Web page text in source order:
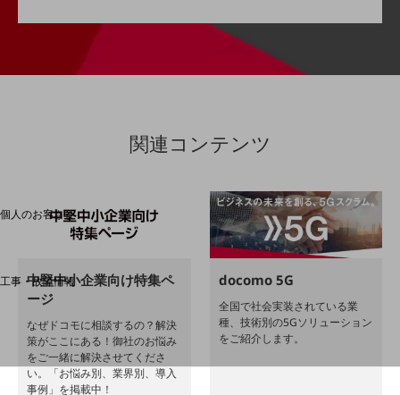
Web明細(ビリングステーション)
個人のお客さま
工事・故障情報
お客さまサポートサイト
SDPFナレッジセンター
NTTドコモ 通信障害情報
関連コンテンツ
中堅中小企業向け特集ペ
ージ
なぜドコモに相談するの？解決
策がここにある！御社のお悩み
をご一緒に解決させてくださ
い。「お悩み別、業界別、導入
事例」を掲載中！
docomo 5G
全国で社会実装されている業
種、技術別の5Gソリューション
をご紹介します。